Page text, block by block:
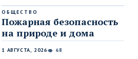
ОБЩЕСТВО
Пожарная безопасность
на природе и дома
1 АВГУСТА, 2026👁 68